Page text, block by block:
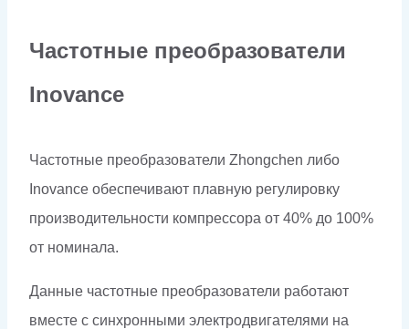
Частотные преобразователи
Inovance
Частотные преобразователи Zhongchen либо
Inovance обеспечивают плавную регулировку
производительности компрессора от 40% до 100%
от номинала.
Данные частотные преобразователи работают
вместе с синхронными электродвигателями на